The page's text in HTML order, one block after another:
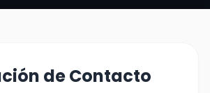
de Contacto